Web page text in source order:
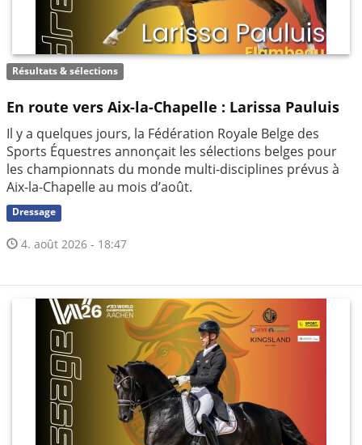
Résultats & sélections
En route vers Aix-la-Chapelle : Larissa Pauluis
Il y a quelques jours, la Fédération Royale Belge des
Sports Équestres annonçait les sélections belges pour
les championnats du monde multi-disciplines prévus à
Aix-la-Chapelle au mois d’août.
Dressage
4. août 2026 - 18:47